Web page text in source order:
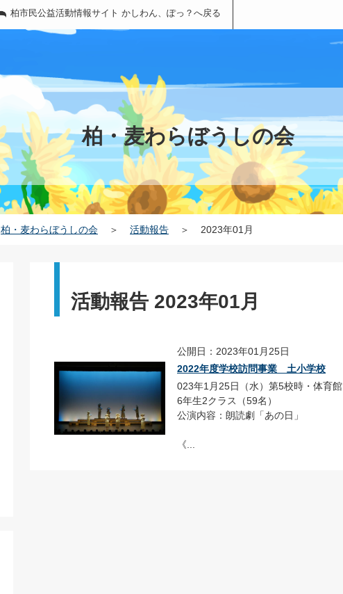
柏市民公益活動情報サイト かしわん、ぽっ？へ戻る
柏・麦わらぼうしの会
柏・麦わらぼうしの会 ＞ 活動報告 ＞ 2023年01月
活動報告 2023年01月
公開日：2023年01月25日
2022年度学校訪問事業 土小学校
023年1月25日（水）第5校時・体育館
6年生2クラス（59名）
公演内容：朗読劇「あの日」
《...